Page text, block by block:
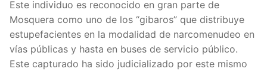
Este individuo es reconocido en gran parte de
Mosquera como uno de los “gibaros” que distribuye
estupefacientes en la modalidad de narcomenudeo en
vías públicas y hasta en buses de servicio público.
Este capturado ha sido judicializado por este mismo